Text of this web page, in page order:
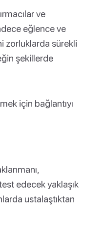
ve
eğlence ve
zorluklarda sürekli
şekillerde
için bağlantıyı
edecek yaklaşık
ustalaştıktan